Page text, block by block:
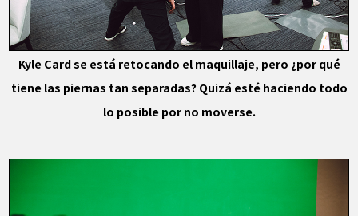
Kyle Card se está retocando el maquillaje, pero ¿por qué
tiene las piernas tan separadas? Quizá esté haciendo todo
lo posible por no moverse.